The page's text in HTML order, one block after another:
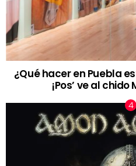
¿Qué hacer en Puebla
¡Pos’ ve al